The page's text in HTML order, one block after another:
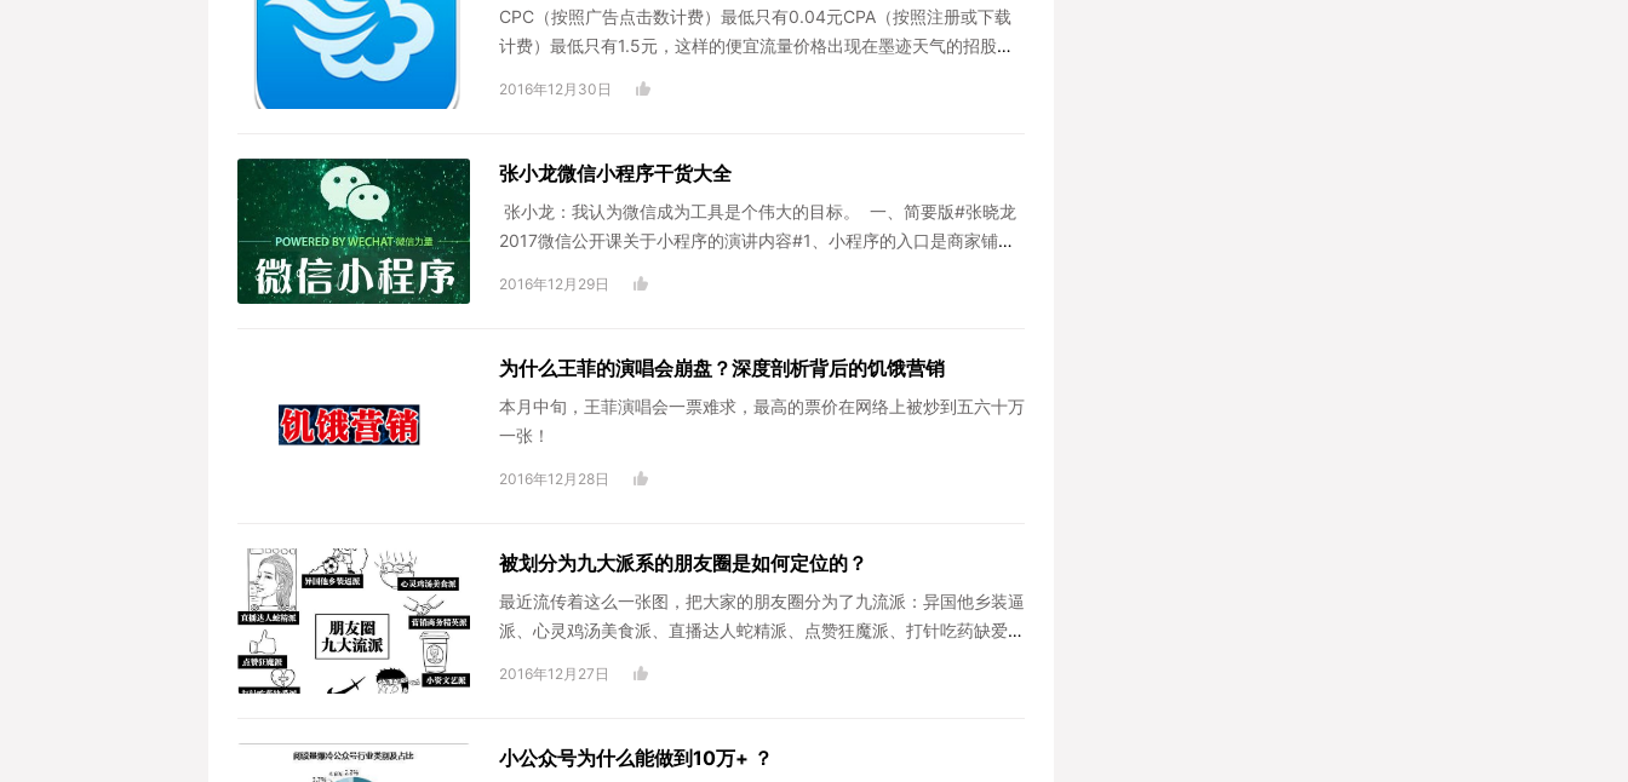
CPC（按照广告点击数计费）最低只有0.04元CPA（按照注册或下载
计费）最低只有1.5元，这样的便宜流量价格出现在墨迹天气的招股书
2016年12月30日
张小龙微信小程序干货大全
张小龙：我认为微信成为工具是个伟大的目标。 一、简要版#张晓龙
2017微信公开课关于小程序的演讲内容#1、小程序的入口是商家铺的
2016年12月29日
为什么王菲的演唱会崩盘？深度剖析背后的饥饿营销
本月中旬，王菲演唱会一票难求，最高的票价在网络上被炒到五六十万
一张！
2016年12月28日
被划分为九大派系的朋友圈是如何定位的？
最近流传着这么一张图，把大家的朋友圈分为了九流派：异国他乡装逼
派、心灵鸡汤美食派、直播达人蛇精派、点赞狂魔派、打针吃药缺爱
2016年12月27日
小公众号为什么能做到10万+ ？